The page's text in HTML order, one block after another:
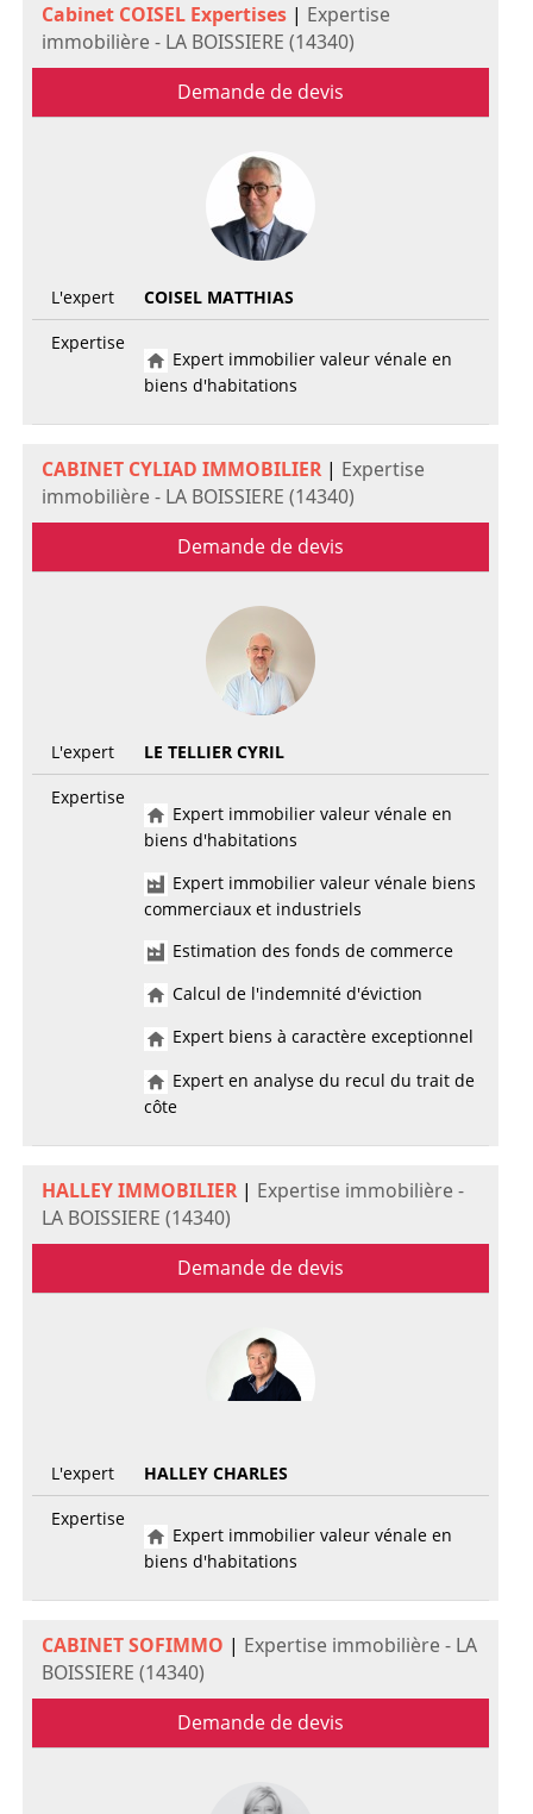
Cabinet COISEL Expertises| Expertise
immobilière - LA BOISSIERE (14340)
Demande de devis
L'expert
COISEL MATTHIAS
Expertise
Expert immobilier valeur vénale en
biens d'habitations
CABINET CYLIAD IMMOBILIER| Expertise
immobilière - LA BOISSIERE (14340)
Demande de devis
L'expert
LE TELLIER CYRIL
Expertise
Expert immobilier valeur vénale en
biens d'habitations
Expert immobilier valeur vénale biens
commerciaux et industriels
Estimation des fonds de commerce
Calcul de l'indemnité d'éviction
Expert biens à caractère exceptionnel
Expert en analyse du recul du trait de
côte
HALLEY IMMOBILIER| Expertise immobilière -
LA BOISSIERE (14340)
Demande de devis
L'expert
HALLEY CHARLES
Expertise
Expert immobilier valeur vénale en
biens d'habitations
CABINET SOFIMMO | Expertise immobilière - LA
BOISSIERE (14340)
Demande de devis